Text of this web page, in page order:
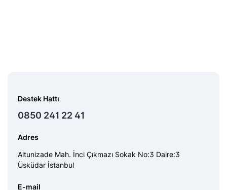
Destek Hattı
0850 241 22 41
Adres
Altunizade Mah. İnci Çıkmazı Sokak No:3 Daire:3
Üsküdar İstanbul
E-mail